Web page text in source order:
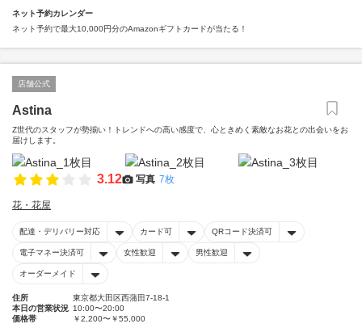
ネット予約カレンダー
ネット予約で最大10,000円分のAmazonギフトカードが当たる！
店舗公式
Astina
Z世代のスタッフが勢揃い！トレンドへの高い感度で、心ときめく素敵なお花との出会いをお
届けします。
3.12 写真 7枚
花・花屋
配達・デリバリー対応 カード可 QRコード決済可
電子マネー決済可 女性歓迎 男性歓迎
オーダーメイド
住所
東京都大田区西蒲田7-18-1
本日の営業状況 10:00〜20:00
価格帯
￥2,200〜￥55,000